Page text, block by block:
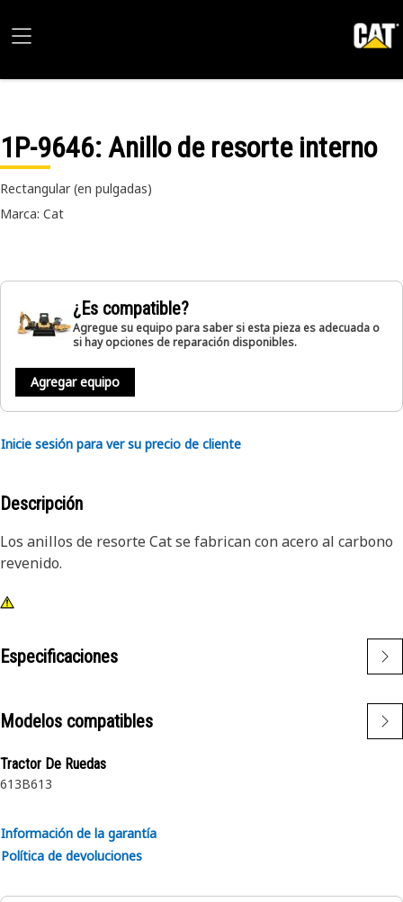
1P-9646: Anillo de resorte interno
Rectangular (en pulgadas)
Marca: Cat
¿Es compatible?
Agregue su equipo para saber si esta pieza es adecuada o
si hay opciones de reparación disponibles.
Agregar equipo
Inicie sesión para ver su precio de cliente
Descripción
Los anillos de resorte Cat se fabrican con acero al carbono
revenido.
Especificaciones
Modelos compatibles
Tractor De Ruedas
613B613
Información de la garantía
Política de devoluciones